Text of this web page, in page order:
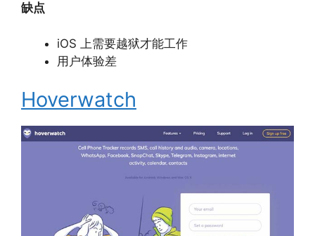
缺点
iOS 上需要越狱才能工作
用户体验差
Hoverwatch